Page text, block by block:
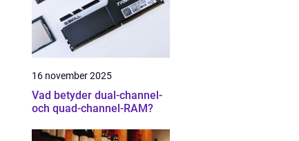
16 november 2025
Vad betyder dual-channel-
och quad-channel-RAM?